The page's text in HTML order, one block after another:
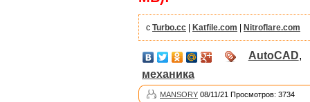
с Turbo.cc Katfile.com Nitroflare.com
AutoCAD,
механика
MANSORY 08/11/21 Просмотров: 3734